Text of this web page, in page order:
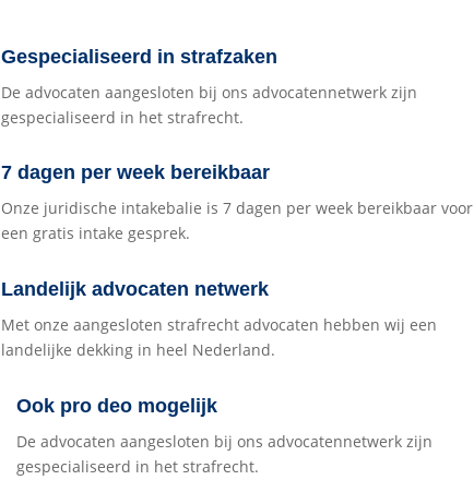
Gespecialiseerd in strafzaken
De advocaten aangesloten bij ons advocatennetwerk zijn
gespecialiseerd in het strafrecht.
7 dagen per week bereikbaar
Onze juridische intakebalie is 7 dagen per week bereikbaar voor
een gratis intake gesprek.
Landelijk advocaten netwerk
Met onze aangesloten strafrecht advocaten hebben wij een
landelijke dekking in heel Nederland.
Ook pro deo mogelijk
De advocaten aangesloten bij ons advocatennetwerk zijn
gespecialiseerd in het strafrecht.